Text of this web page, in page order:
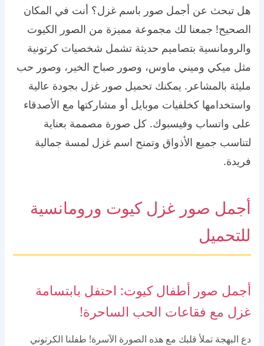
هل تبحث عن أجمل صور باسم غزل؟ أنت في المكان
الصحيح! جمعنا لك مجموعة مميزة من الصور الكيوت
والرومانسية بتصاميم حديثة تشمل شخصيات كرتونية
مثل ميكي وميني ماوس، وصور صباح الخير، وصور حب
مليئة بالمشاعر. يمكنك تحميل صور غزل بجودة عالية
واستخدامها كخلفيات موبايل أو مشاركتها مع الأصدقاء
على واتساب وفيسبوك. كل صورة مصممة بعناية
لتناسب جميع الأذواق وتمنح اسم غزل لمسة جمالية
فريدة.
أجمل صور غزل كيوت ورومانسية
للتحميل
أجمل صور أطفال كيوت: احتفل بابتسامة
غزل مع فقاعات الحب الساحرة!
دع البهجة تملأ قلبك مع هذه الصورة الآسرة! طفلنا الكرتوني